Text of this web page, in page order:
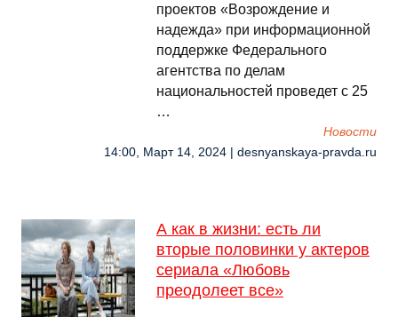
проектов «Возрождение и
надежда» при информационной
поддержке Федерального
агентства по делам
национальностей проведет с 25
…
Новости
14:00, Март 14, 2024 | desnyanskaya-pravda.ru
А как в жизни: есть ли
вторые половинки у актеров
сериала «Любовь
преодолеет все»